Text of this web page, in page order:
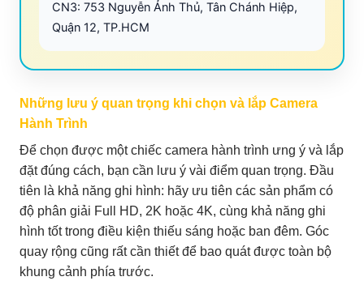
CN3: 753 Nguyễn Ảnh Thủ, Tân Chánh Hiệp,
Quận 12, TP.HCM
Những lưu ý quan trọng khi chọn và lắp Camera
Hành Trình
Để chọn được một chiếc camera hành trình ưng ý và lắp
đặt đúng cách, bạn cần lưu ý vài điểm quan trọng. Đầu
tiên là khả năng ghi hình: hãy ưu tiên các sản phẩm có
độ phân giải Full HD, 2K hoặc 4K, cùng khả năng ghi
hình tốt trong điều kiện thiếu sáng hoặc ban đêm. Góc
quay rộng cũng rất cần thiết để bao quát được toàn bộ
khung cảnh phía trước.